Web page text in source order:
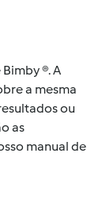
®. A
a mesma
ou
as
manual de